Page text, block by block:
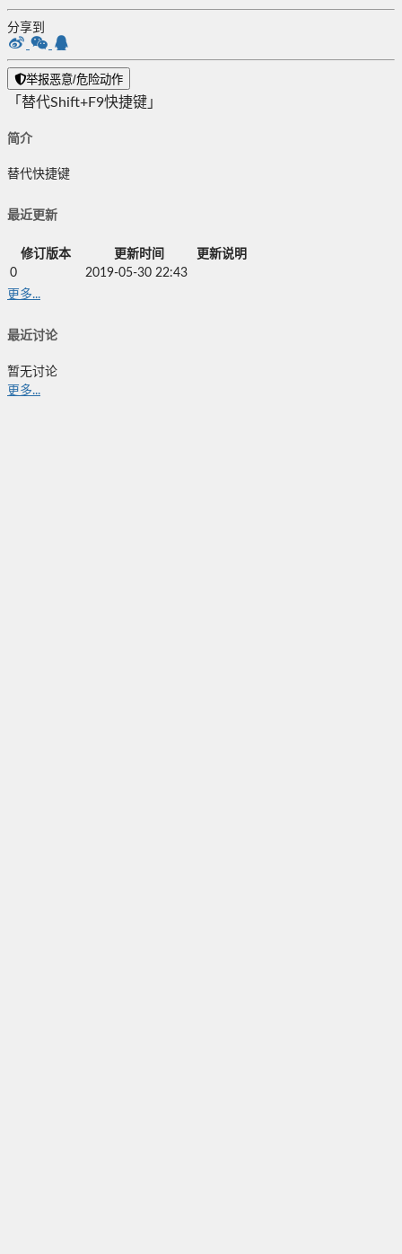
分享到
举报恶意/危险动作
「替代Shift+F9快捷键」
简介
替代快捷键
最近更新
修订版本 更新时间
更新说明
0
2019-05-30 22:43
更多...
最近讨论
暂无讨论
更多...